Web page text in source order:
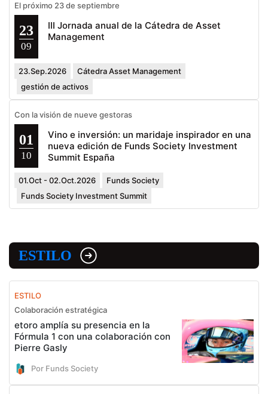
El próximo 23 de septiembre
23
09
III Jornada anual de la Cátedra de Asset
Management
23.Sep.2026
Cátedra Asset Management
gestión de activos
Con la visión de nueve gestoras
01
10
Vino e inversión: un maridaje inspirador en una
nueva edición de Funds Society Investment
Summit España
01.Oct - 02.Oct.2026
Funds Society
Funds Society Investment Summit
ESTILO
ESTILO
Colaboración estratégica
etoro amplía su presencia en la
Fórmula 1 con una colaboración con
Pierre Gasly
Por Funds Society